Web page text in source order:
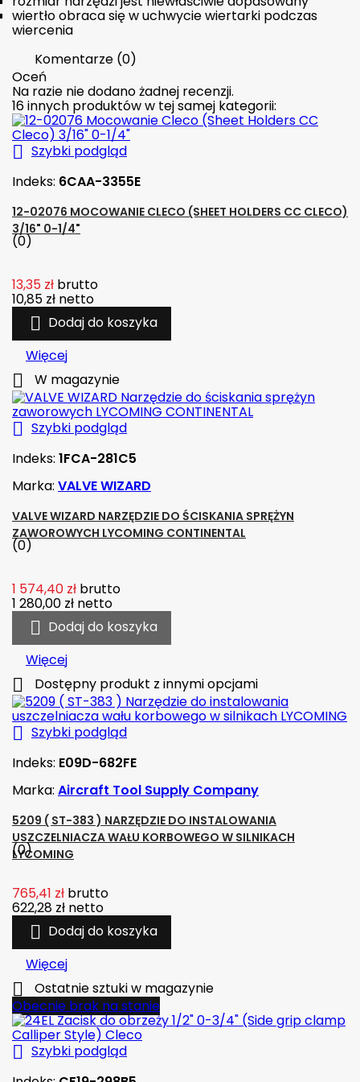
wiertło obraca się w uchwycie wiertarki podczas
wiercenia
Komentarze (0)
Oceń
Na razie nie dodano żadnej recenzji.
16 innych produktów w tej samej kategorii:
 Szybki podgląd
Indeks: 6CAA-3355E
12-02076 MOCOWANIE CLECO (SHEET HOLDERS CC CLECO)
3/16" 0-1/4"
(0)
13,35 zł brutto
10,85 zł netto
 Dodaj do koszyka
Więcej
 W magazynie
 Szybki podgląd
Indeks: 1FCA-281C5
Marka: VALVE WIZARD
VALVE WIZARD NARZĘDZIE DO ŚCISKANIA SPRĘŻYN
ZAWOROWYCH LYCOMING CONTINENTAL
(0)
1 574,40 zł brutto
1 280,00 zł netto
 Dodaj do koszyka
Więcej
 Dostępny produkt z innymi opcjami
 Szybki podgląd
Indeks: E09D-682FE
Marka: Aircraft Tool Supply Company
5209 ( ST-383 ) NARZĘDZIE DO INSTALOWANIA
USZCZELNIACZA WAŁU KORBOWEGO W SILNIKACH
LYCOMING
(0)
765,41 zł brutto
622,28 zł netto
 Dodaj do koszyka
Więcej

Ostatnie sztuki w magazynie
Obecnie brak na stanie
 Szybki podgląd